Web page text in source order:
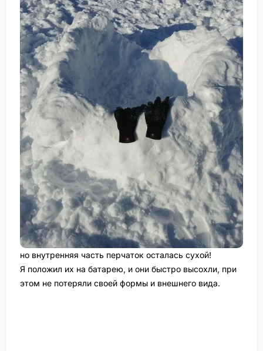
но внутренняя часть перчаток осталась сухой!
Я положил их на батарею, и они быстро высохли, при
этом не потеряли своей формы и внешнего вида.